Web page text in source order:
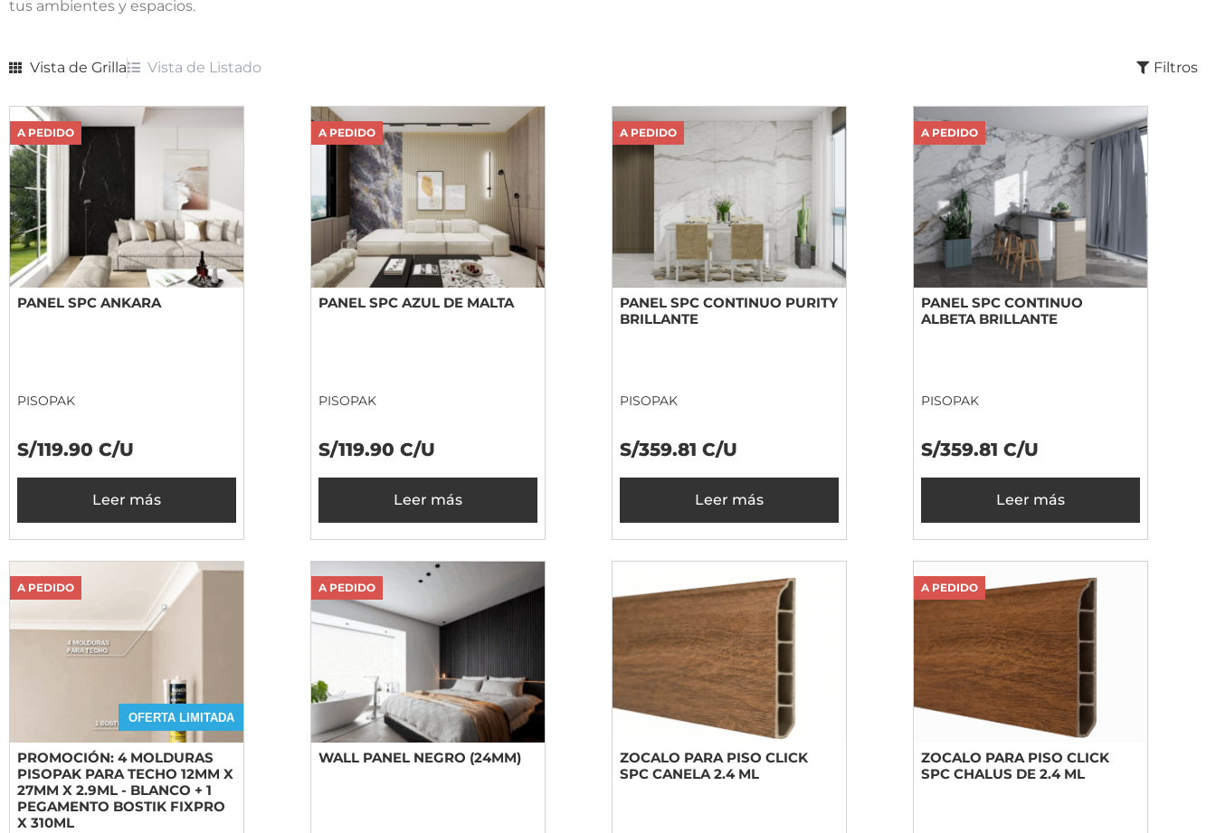
tus ambientes y espacios.
Vista de Grilla Vista de Listado Filtros
A PEDIDO
PANEL SPC ANKARA
PISOPAK
S/119.90 C/U
Leer más
A PEDIDO
PANEL SPC AZUL DE MALTA
PISOPAK
S/119.90 C/U
Leer más
A PEDIDO
PANEL SPC CONTINUO PURITY
BRILLANTE
PISOPAK
S/359.81 C/U
Leer más
A PEDIDO
PANEL SPC CONTINUO
ALBETA BRILLANTE
PISOPAK
S/359.81 C/U
Leer más
A PEDIDO
OFERTA LIMITADA
PROMOCIÓN: 4 MOLDURAS
PISOPAK PARA TECHO 12MM X
27MM X 2.9ML - BLANCO + 1
PEGAMENTO BOSTIK FIXPRO
X 310ML
A PEDIDO
WALL PANEL NEGRO (24MM)
ZOCALO PARA PISO CLICK
SPC CANELA 2.4 ML
A PEDIDO
ZOCALO PARA PISO CLICK
SPC CHALUS DE 2.4 ML